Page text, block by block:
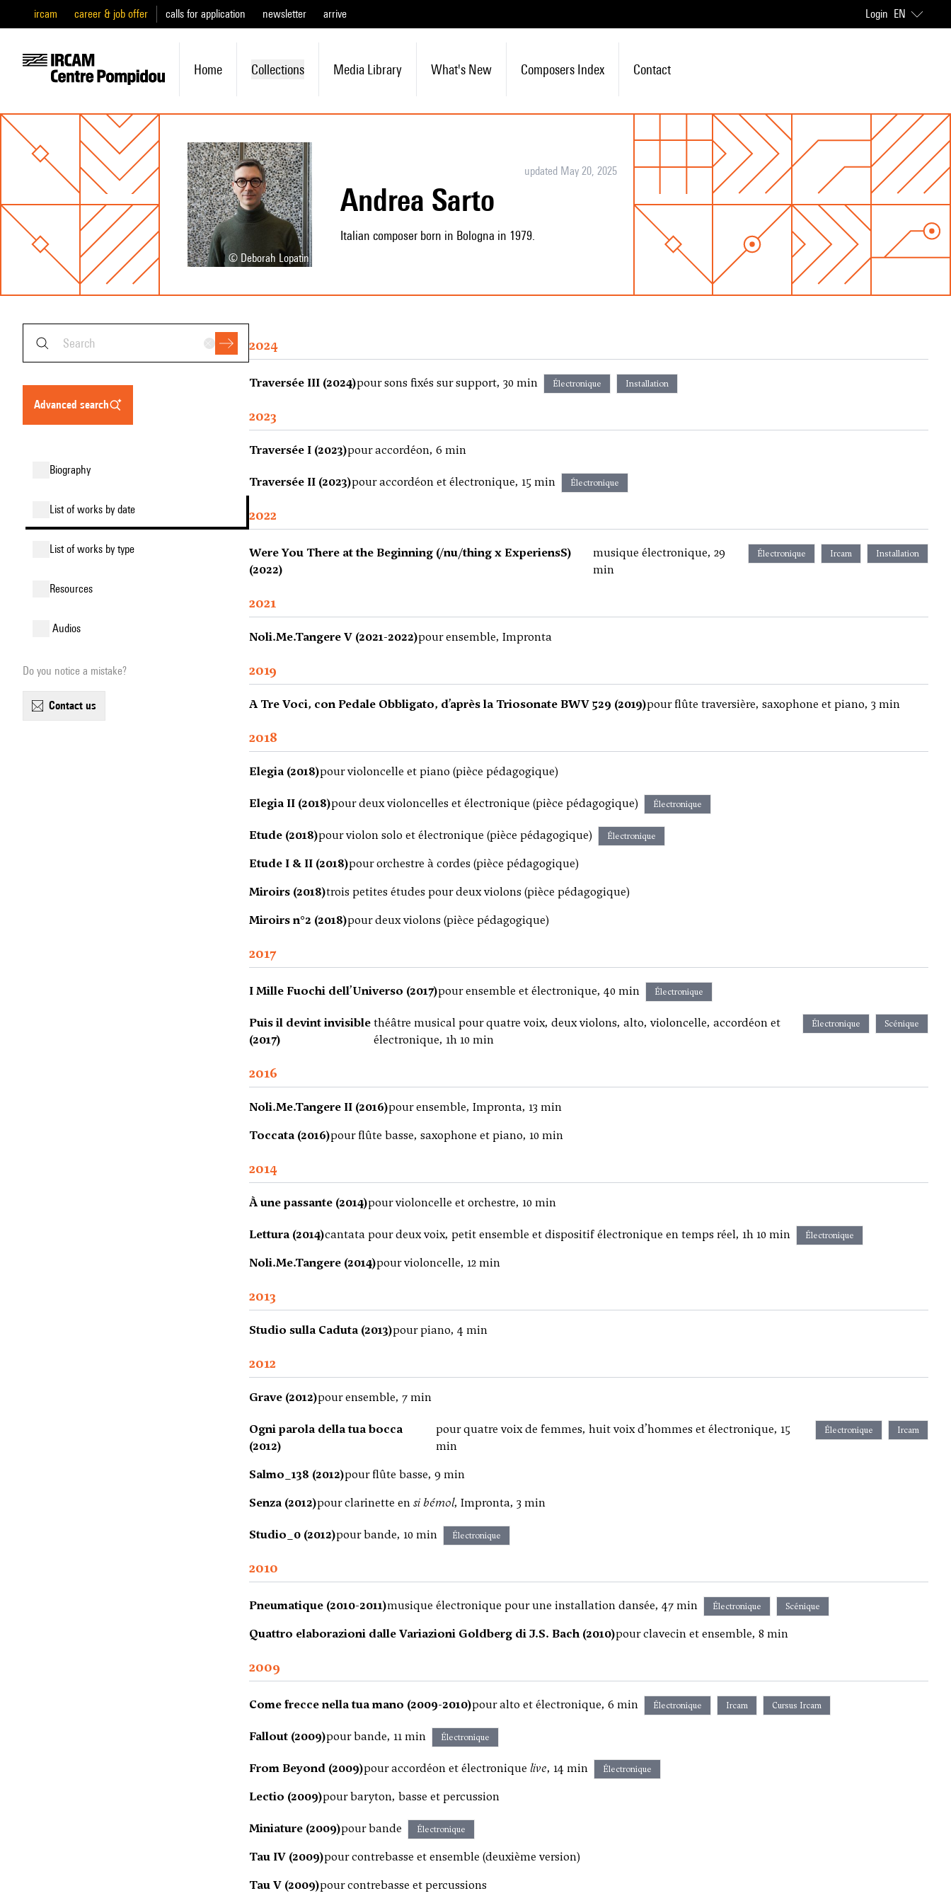
ircam career & job offer calls for application newsletter arrive Login EN
Home Collections Media Library What's New Composers Index Contact
© Deborah Lopatin
updated May 20, 2025
Andrea Sarto
Italian composer born in Bologna in 1979.
advanced search
biography
list of works by date
list of works by type
resources
audios
Do you notice a mistake?
contact us
2024
Traversée III (2024)pour sons fixés sur support, 30 min Électronique Installation
2023
Traversée I (2023)pour accordéon, 6 min
Traversée II (2023)pour accordéon et électronique, 15 min Électronique
2022
Were You There at the Beginning (/nu/thing x ExperiensS)
(2022)
musique électronique, 29
min
Électronique Ircam Installation
2021
Noli.Me.Tangere V (2021-2022)pour ensemble, Impronta
2019
A Tre Voci, con Pedale Obbligato, d’après la Triosonate BWV 529 (2019)pour flûte traversière, saxophone et piano, 3 min
2018
Elegia (2018)pour violoncelle et piano (pièce pédagogique)
Elegia II (2018)pour deux violoncelles et électronique (pièce pédagogique) Électronique
Etude (2018)pour violon solo et électronique (pièce pédagogique) Électronique
Etude I & II (2018)pour orchestre à cordes (pièce pédagogique)
Miroirs (2018)trois petites études pour deux violons (pièce pédagogique)
Miroirs n°2 (2018)pour deux violons (pièce pédagogique)
2017
I Mille Fuochi dell’Universo (2017)pour ensemble et électronique, 40 min Électronique
Puis il devint invisible
(2017)
théâtre musical pour quatre voix, deux violons, alto, violoncelle, accordéon et
électronique, 1h 10 min
Électronique Scénique
2016
Noli.Me.Tangere II (2016)pour ensemble, Impronta, 13 min
Toccata (2016)pour flûte basse, saxophone et piano, 10 min
2014
À une passante (2014)pour violoncelle et orchestre, 10 min
Lettura (2014)cantata pour deux voix, petit ensemble et dispositif électronique en temps réel, 1h 10 min Électronique
Noli.Me.Tangere (2014)pour violoncelle, 12 min
2013
Studio sulla Caduta (2013)pour piano, 4 min
2012
Grave (2012)pour ensemble, 7 min
Ogni parola della tua bocca
(2012)
pour quatre voix de femmes, huit voix d’hommes et électronique, 15
min
Électronique Ircam
Salmo_138 (2012)pour flûte basse, 9 min
Senza (2012)pour clarinette ensi bémol, Impronta, 3 min
Studio_0 (2012)pour bande, 10 min Électronique
2010
Pneumatique (2010-2011)musique électronique pour une installation dansée, 47 min Électronique Scénique
Quattro elaborazioni dalle Variazioni Goldberg di J.S. Bach (2010)pour clavecin et ensemble, 8 min
2009
Come frecce nella tua mano (2009-2010)pour alto et électronique, 6 min Électronique Ircam Cursus Ircam
Fallout (2009)pour bande, 11 min Électronique
From Beyond (2009)pour accordéon et électronique live, 14 min Électronique
Lectio (2009)pour baryton, basse et percussion
Miniature (2009)pour bande Électronique
Tau IV (2009)pour contrebasse et ensemble (deuxième version)
Tau V (2009)pour contrebasse et percussions